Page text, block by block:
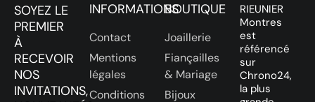
SOYEZ LE
PREMIER
À
RECEVOIR
NOS
INVITATIONS,
INFORMATIONS
Contact
Mentions
légales
Conditions
BOUTIQUE
Joaillerie
Fiançailles
& Mariage
Bijoux
RIEUNIER
Montres
est
référencé
sur
Chrono24,
la plus